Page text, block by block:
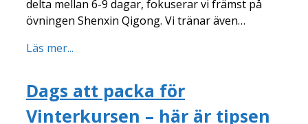
delta mellan 6-9 dagar, fokuserar vi främst på
övningen Shenxin Qigong. Vi tränar även…
Läs mer...
Dags att packa för
Vinterkursen – här är tipsen